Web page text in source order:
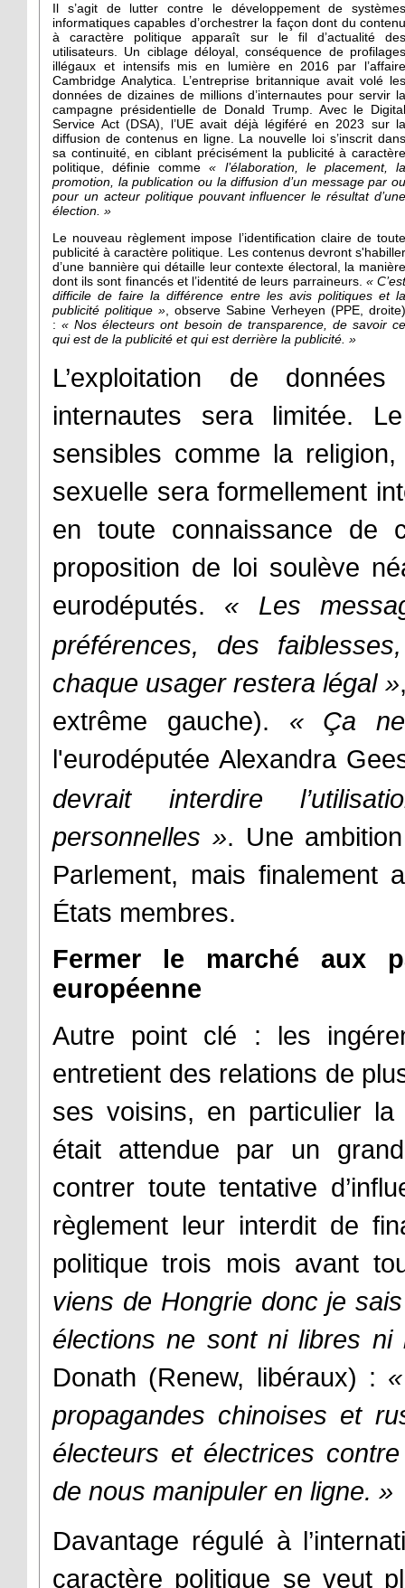
Il s’agit de lutter contre le développement de systèmes
informatiques capables d’orchestrer la façon dont du contenu
à caractère politique apparaît sur le fil d’actualité des
utilisateurs. Un ciblage déloyal, conséquence de profilages
illégaux et intensifs mis en lumière en 2016 par l’affaire
Cambridge Analytica. L’entreprise britannique avait volé les
données de dizaines de millions d’internautes pour servir la
campagne présidentielle de Donald Trump. Avec le Digital
Service Act (DSA), l’UE avait déjà légiféré en 2023 sur la
diffusion de contenus en ligne. La nouvelle loi s’inscrit dans
sa continuité, en ciblant précisément la publicité à caractère
politique, définie comme«
l’élaboration, le placement,
promotion, la publication ou la diffusion d’un message par ou
pour un acteur politique pouvant influencer le résultat d’une
élection. »
Le nouveau règlement impose l’identification claire de toute
publicité à caractère politique. Les contenus devront s'habiller
d’une bannière qui détaille leur contexte électoral, la manière
dont ils sont financés et l’identité de leurs parraineurs. «
difficile de faire la différence entre les avis politiques et la
publicité politique » , observe Sabine Verheyen (PPE, droite)
:«Nos électeurs ont besoin de transparence, de savoir
qui est de la publicité et qui est derrière la publicité. »
L’exploitation de
internautes sera limitée.
sensibles comme la religion,
sexuelle sera formellement
en toute connaissance de
proposition de loi soulève
eurodéputés. «
Les
préférences, des
chaque usager restera légal »
extrême gauche). «
Ça
l'eurodéputée Alexandra
devrait interdire
personnelles ». Une
Parlement, mais finalement
États membres.
Fermer le marché aux
européenne
Autre point clé : les
entretient des relations de
ses voisins, en particulier
était attendue par un
contrer toute tentative
règlement leur interdit de
politique trois mois avant
viens de Hongrie donc je
élections ne sont ni libres
Donath (Renew, libéraux) :
propagandes chinoises et
électeurs et électrices
de nous manipuler en ligne. »
Davantage régulé à
caractère politique se veut